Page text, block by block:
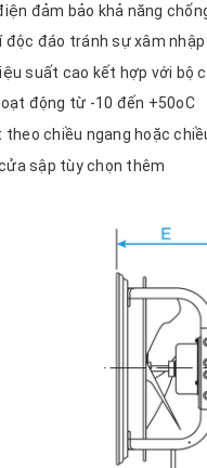
đảm bảo khả năng
độc đáo tránh sự xâm
suất cao kết hợp với bộ
động từ -10 đến +50oC
theo chiều ngang hoặc
sập tùy chọn thêm